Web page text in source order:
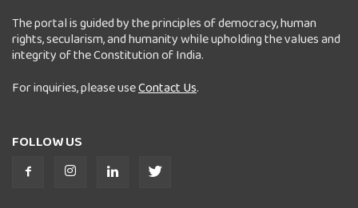
The portal is guided by the principles of democracy, human
rights, secularism, and humanity while upholding the values and
integrity of the Constitution of India.
For inquiries, please useContact Us.
FOLLOW US